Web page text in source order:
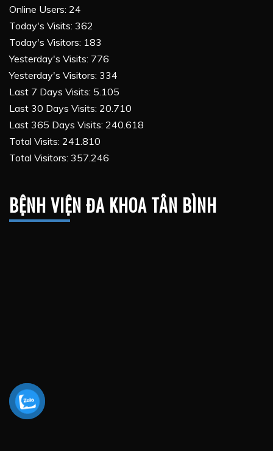
Online Users: 24
Today's Visits: 362
Today's Visitors: 183
Yesterday's Visits: 776
Yesterday's Visitors: 334
Last 7 Days Visits: 5.105
Last 30 Days Visits: 20.710
Last 365 Days Visits: 240.618
Total Visits: 241.810
Total Visitors: 357.246
BỆNH VIỆN ĐA KHOA TÂN BÌNH